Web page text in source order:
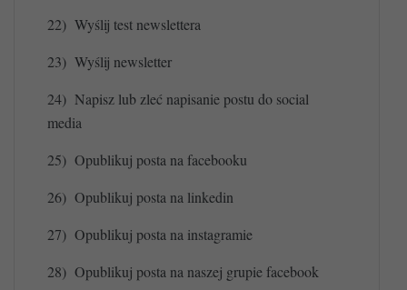
22) Wyślij test newslettera
23) Wyślij newsletter
24) Napisz lub zleć napisanie postu do social
media
25) Opublikuj posta na facebooku
26) Opublikuj posta na linkedin
27) Opublikuj posta na instagramie
28) Opublikuj posta na naszej grupie facebook